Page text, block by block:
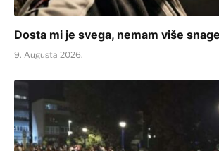
Dosta mi je svega, nemam više snage
9. Augusta 2026.